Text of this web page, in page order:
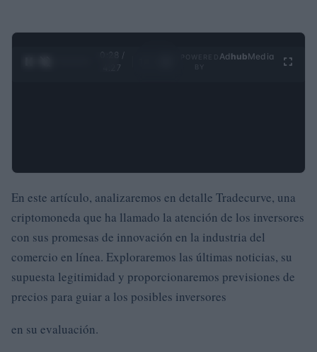
0:29 /
4:27
Ad hubMedia
En este artículo, analizaremos en detalle Tradecurve, una
criptomoneda que ha llamado la atención de los inversores
con sus promesas de innovación en la industria del
comercio en línea. Exploraremos las últimas noticias, su
supuesta legitimidad y proporcionaremos previsiones de
precios para guiar a los posibles inversores
en su evaluación.